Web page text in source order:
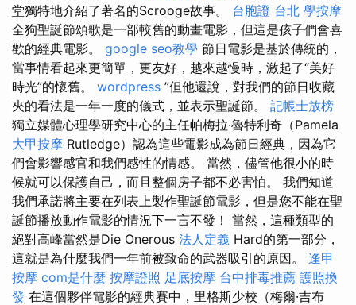
堂獨特地介紹了著名的Scrooge故事。 台胞證 台北 學按摩
全狗聖誕節頌歌是一部較舊的動畫電影，但這是孩子們會喜
歡的經典電影。 google seo教學 節日電影是基於傳統的，
當事情看起來更簡單，更友好，越來越慢時，激起了“美好
時光”的懷舊。 wordpress ”但他還說，對我們的節日收藏
夾的看法是一年一度的儀式，並表示聖誕節。 記帳士放榜
獨立媒體心理學研究中心的主任帕梅拉·魯特利奇（Pamela
大甲按摩 Rutledge）認為這些電影成為節日經典，因為它
們會影響感官和我們感性的情感。 當然，儘管他很小的時
候就可以保護自己，而且整個房子都不必害怕。 我們知道
我們承諾將主要在列表上製作聖誕節電影，但是您不能在聖
誕節播放動作電影的情況下一言不發！ 當然，這種類型的
絕對高峰當然是Die Onerous 法人定義 Hard的第一部分，
這就是為什麼我們一年前被致命的武器吸引的原因。 逢甲
按摩 com是什麼 按摩證照 足底按摩 台中排毒推薦 護照換
發 在這個夥伴電影的經典賽中，里格斯少校（梅爾·吉布